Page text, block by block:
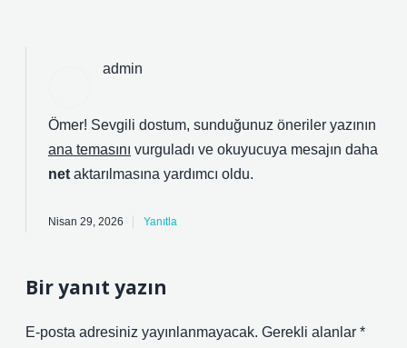
admin
Ömer! Sevgili dostum, sunduğunuz öneriler yazının
ana temasını vurguladı ve okuyucuya mesajın daha
net aktarılmasına yardımcı oldu.
Nisan 29, 2026 Yanıtla
Bir yanıt yazın
E-posta adresiniz yayınlanmayacak. Gerekli alanlar *